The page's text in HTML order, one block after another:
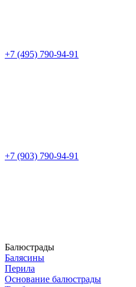
+7 (495) 790-94-91
+7 (903) 790-94-91
Балюстрады
Балясины
Перила
Основание балюстрады